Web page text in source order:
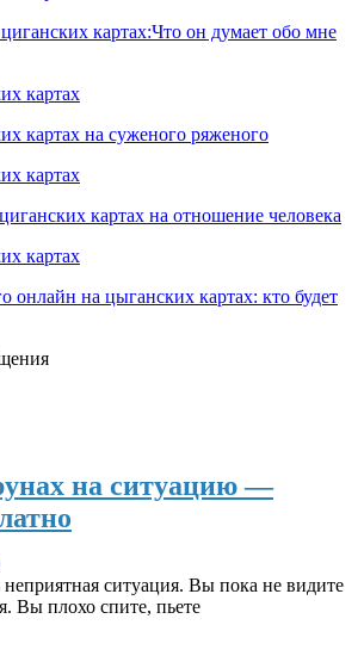
картах:Что он думает обо мне
картах
картах на суженого ряженого
картах
картах на отношение человека
картах
онлайн на цыганских картах: кто будет
на ситуацию —
ситуация. Вы пока не видите
Вы плохо спите, пьете